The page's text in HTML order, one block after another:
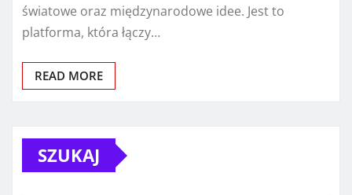
światowe oraz międzynarodowe idee. Jest to
platforma, która łączy…
READ MORE
SZUKAJ